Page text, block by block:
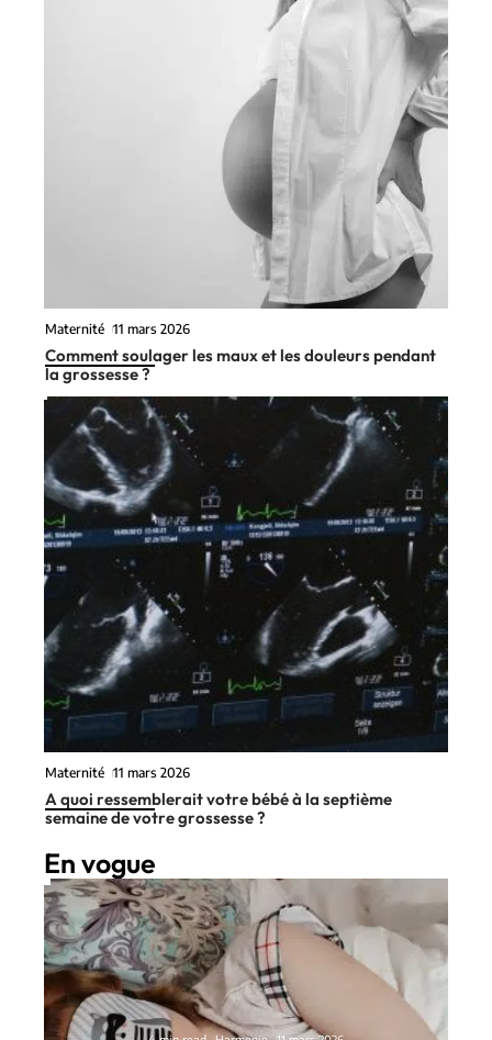
Maternité 11 mars 2026
Comment soulager les maux et les douleurs pendant
la grossesse ?
Maternité 11 mars 2026
A quoi ressemblerait votre bébé à la septième
semaine de votre grossesse ?
En vogue